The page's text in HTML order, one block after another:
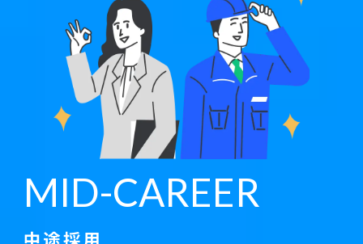
MID-CAREER
中途採用